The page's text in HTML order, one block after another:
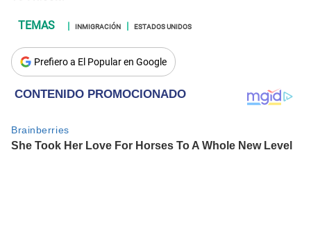
INMIGRACIÓN ESTADOS UNIDOS
Prefiero a El Popular en Google